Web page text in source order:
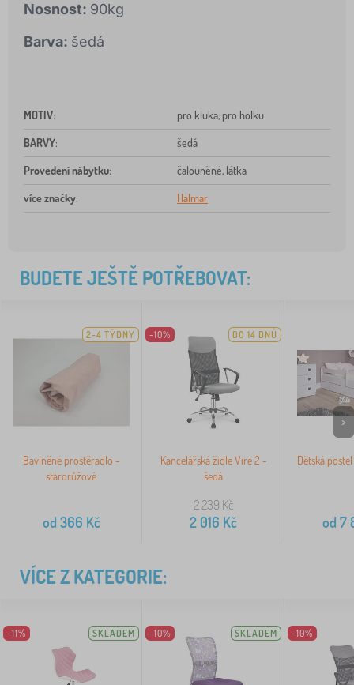
Nosnost: 90kg
Barva: šedá
MOTIV: pro kluka, pro holku
BARVY: šedá
Provedení nábytku: čalouněné, látka
více značky: Halmar
BUDETE JEŠTĚ POTŘEBOVAT:
2-4 TÝDNY
Bavlněné prostěradlo -
starorůžové
od 366 Kč
-10% DO 14 DNŮ
Kancelářská židle Vire 2 -
šedá
2 239Kč
2 016 Kč
Dětská
od 7
>
VÍCE Z KATEGORIE:
-11% SKLADEM -10% SKLADEM -10%